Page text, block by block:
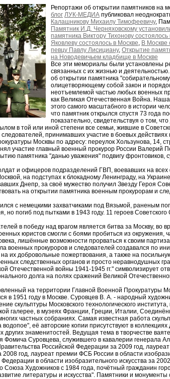
Репортажи об открытии памятников на
блог ЛУК-МЕДИА публиковал
Калашникову Михаилу Тимофеевичу,
Памятник И.Д. Черняховскому
памятника Виктору Тихонову состоялось
Яковлеву состоялось в Москве, В Москве
певцу Павлу Лисициану, Открытие
на Новодевичьем кладбище в Москве
Все эти мемориалы были установлены
связанных с их жизнью и
об открытии памятника
олицетворяющему собой закон и
неотъемлемой частью любых военных
как Великая Отечественная Война.
этого самого масштабного в истории
что памятник открылся спустя 73 года
показательно, свидетельствуя о том,
в той или иной степени все семьи, жившие в
принимавших участие в боевых
Москвы по адресу: переулок Хользунова, 14,
участие главный военный прокурор России Валерий
памятника "данью уважения" подвигу фронтовиков,
и офицеров подразделений ГВП, воевавших на
на подступах к блокадному Ленинграду, на
Днепр, за своё мужество получил Звезду Героя
на открытии памятника военным прокурорам и
с немецкими захватчиками под Вязьмой, раненым
но погиб под пытками в 1943 году. 11 героев
в победу над врагом является битва за Москву, во
юристов смогли с боями пробиться из
лишённые возможности прорваться к своим
военных прокуроров и следователей создавался по
их добровольные пожертвования, а также на
следственных органов и просто неравнодушных
войны 1941-1945 гг." символизирует
долга на полях сражений Великой
на территории Главной Военной Прокуратуры
в 1951 году в Москве. Суровцев В. А. - народный
скульптуры Московского технологического
галерее, в музеях Франции, Греции, Италии,
частных собраниях. Самая известная работа
её авторские копии присутствуют в
знаменитостей. Ведущая тема в творчестве
Фомича Суровцева, служившего в кавалерии генерала
Российской Федерации за 2009 год,
год, лауреат премии ФСБ России в области
в области изобразительного искусства за
Союза Художников с 1984 года, почётный гражданин
литературы и искусства". Памятники и монументы